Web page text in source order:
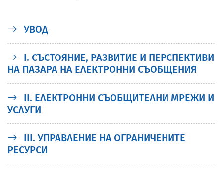
УВОД
I. СЪСТОЯНИЕ, РАЗВИТИЕ И ПЕРСПЕКТИВИ
НА ПАЗАРА НА ЕЛЕКТРОННИ СЪОБЩЕНИЯ
II. ЕЛЕКТРОННИ СЪОБЩИТЕЛНИ МРЕЖИ И
УСЛУГИ
III. УПРАВЛЕНИЕ НА ОГРАНИЧЕНИТЕ
РЕСУРСИ